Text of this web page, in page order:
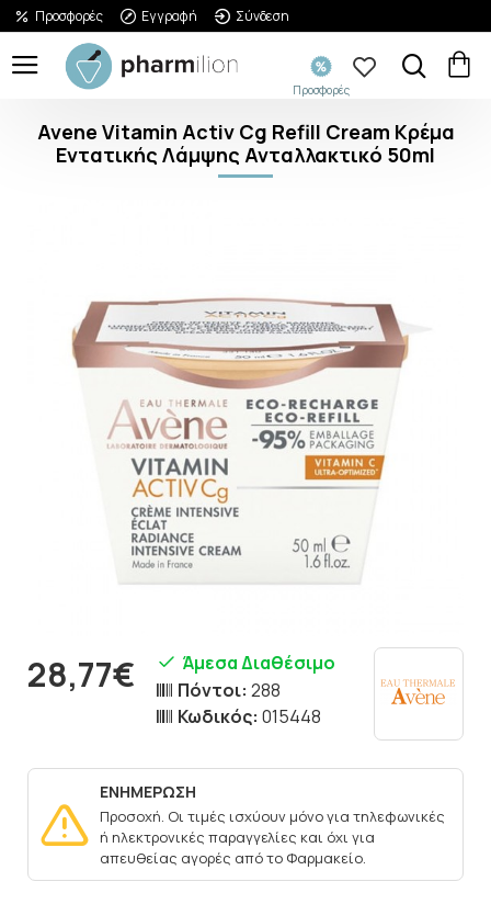
Προσφορές Εγγραφή Σύνδεση
Προσφορές
Avene Vitamin Activ Cg Refill Cream Κρέμα
Εντατικής Λάμψης Ανταλλακτικό 50ml
ΕΝΗΜΕΡΩΣΗ
Προσοχή. Οι τιμές ισχύουν μόνο για τηλεφωνικές
ή ηλεκτρονικές παραγγελίες και όχι για
απευθείας αγορές από το Φαρμακείο.
28,77€
Άμεσα Διαθέσιμο
Πόντοι: 288
Κωδικός: 015448